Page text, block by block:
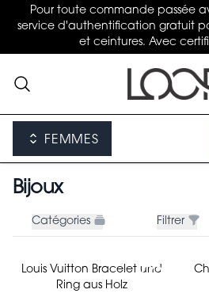
Pour toute commande passée
service d'authentification gratuit
et ceintures. Avec
FEMMES
Bijoux
Catégories Filtrer
Louis Vuitton Bracelet und
Ring aus Holz